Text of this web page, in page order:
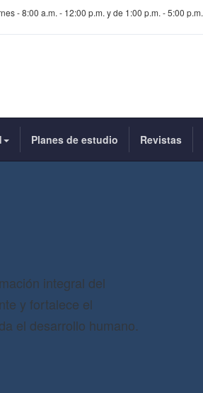
- 8:00 a.m. - 12:00 p.m. y de 1:00 p.m. - 5:00 p.m.
Planes de estudio Revistas
integral del
y fortalece el
el desarrollo humano.